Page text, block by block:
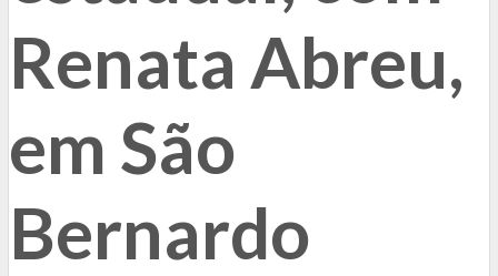
Renata Abreu,
em São
Bernardo